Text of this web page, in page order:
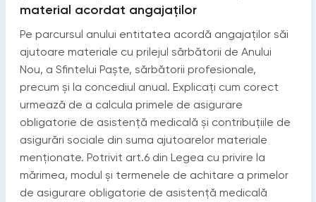
material acordat angajaţilor
Pe parcursul anului entitatea acordă angajaţilor săi
ajutoare materiale cu prilejul sărbătorii de Anului
Nou, a Sfintelui Paşte, sărbătorii profesionale,
precum şi la concediul anual. Explicaţi cum corect
urmează de a calcula primele de asigurare
obligatorie de asistenţă medicală şi contribuţiile de
asigurări sociale din suma ajutoarelor materiale
menţionate. Potrivit art.6 din Legea cu privire la
mărimea, modul şi termenele de achitare a primelor
de asigurare obligatorie de asistenţă medicală